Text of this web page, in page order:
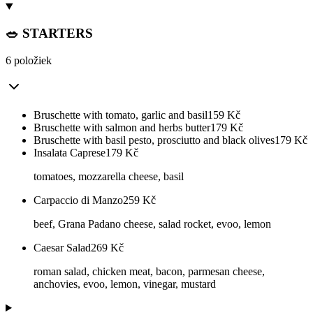
🥗 STARTERS
6 položiek
Bruschette with tomato, garlic and basil159 Kč
Bruschette with salmon and herbs butter179 Kč
Bruschette with basil pesto, prosciutto and black olives179 Kč
Insalata Caprese179 Kč
tomatoes, mozzarella cheese, basil
Carpaccio di Manzo259 Kč
beef, Grana Padano cheese, salad rocket, evoo, lemon
Caesar Salad269 Kč
roman salad, chicken meat, bacon, parmesan cheese,
anchovies, evoo, lemon, vinegar, mustard